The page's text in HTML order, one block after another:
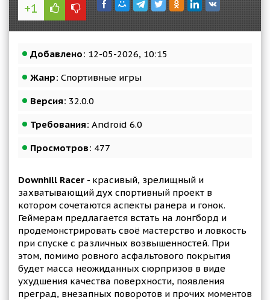
+1
Добавлено: 12-05-2026, 10:15
Жанр: Спортивные игры
Версия: 32.0.0
Требования: Android 6.0
Просмотров: 477
Downhill Racer - красивый, зрелищный и
захватывающий дух спортивный проект в
котором сочетаются аспекты ранера и гонок.
Геймерам предлагается встать на лонгборд и
продемонстрировать своё мастерство и ловкость
при спуске с различных возвышенностей. При
этом, помимо ровного асфальтового покрытия
будет масса неожиданных сюрпризов в виде
ухудшения качества поверхности, появления
преград, внезапных поворотов и прочих моментов